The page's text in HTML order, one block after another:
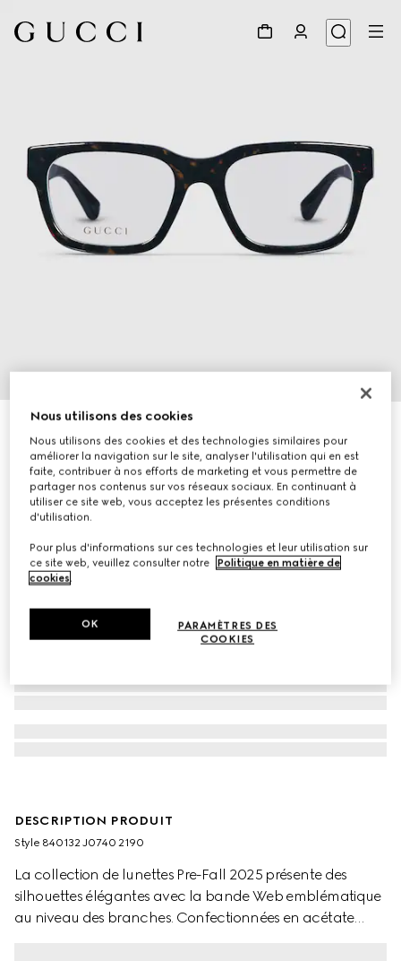
Monture optique rectangulaire
€ 390
DESCRIPTION PRODUIT
Style ‎840132 J0740 2190
La collection de lunettes Pre-Fall 2025 présente des
silhouettes élégantes avec la bande Web emblématique
au niveau des branches. Confectionnées en acétate
Nous utilisons des cookies
Nous utilisons des cookies et des technologies similaires pour
améliorer la navigation sur le site, analyser l'utilisation qui en est
faite, contribuer à nos efforts de marketing et vous permettre de
partager nos contenus sur vos réseaux sociaux. En continuant à
utiliser ce site web, vous acceptez les présentes conditions
d'utilisation.
Pour plus d'informations sur ces technologies et leur utilisation sur
ce site web, veuillez consulter notre
Politique en matière de
cookies.
PARAMÈTRES DES
COOKIES
OK